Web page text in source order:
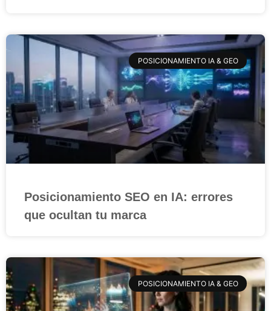
POSICIONAMIENTO IA & GEO
Posicionamiento SEO en IA: errores
que ocultan tu marca
POSICIONAMIENTO IA & GEO